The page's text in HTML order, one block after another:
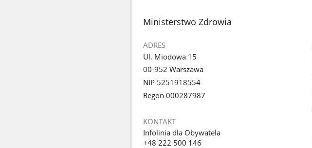
stopka
Ministerstwo Zdrowia
ADRES
Ul. Miodowa 15
00-952 Warszawa
NIP 5251918554
Regon 000287987
KONTAKT
Infolinia dla Obywatela
+48 222 500 146